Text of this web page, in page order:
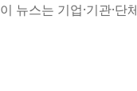
이 뉴스는 기업·기관·